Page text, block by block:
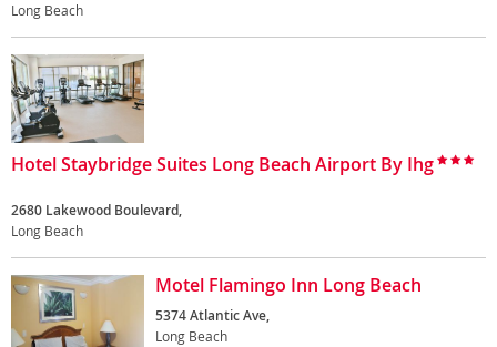
Long Beach
Hotel Staybridge Suites Long Beach Airport By Ihg
2680 Lakewood Boulevard,
Long Beach
Motel Flamingo Inn Long Beach
5374 Atlantic Ave,
Long Beach